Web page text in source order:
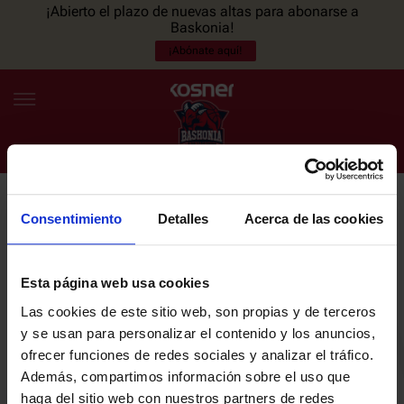
Consentimiento Detalles Acerca de las cookies
Esta página web usa cookies
Las cookies de este sitio web, son propias y de terceros
y se usan para personalizar el contenido y los anuncios,
ofrecer funciones de redes sociales y analizar el tráfico.
Además, compartimos información sobre el uso que
haga del sitio web con nuestros partners de redes
¡Abierto el plazo de nuevas altas para abonarse a
Baskonia!
¡Abónate aquí!
ES EU
NOTICIAS
PLANTILLA
ENTRADAS
NEWSLETTER
últimas noticias y promociones del club.
Email
He leído y acepto laPolítica de privacidaddel SASKI BASKONIA